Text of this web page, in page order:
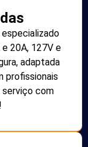
20A, 127V e
adaptada
profissionais
serviço com